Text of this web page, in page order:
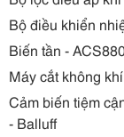
Bộ điều khiển
Biến tần -
Máy cắt không
Cảm biến tiệm
- Balluff